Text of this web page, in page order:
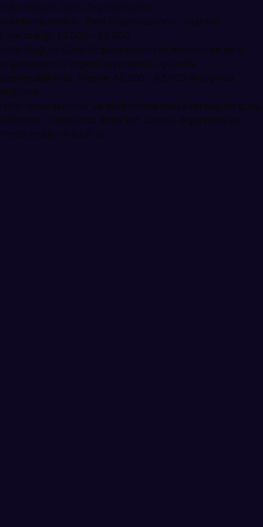
Isıltılı Doğum Günü Organizasyonu
etkinlik-hizmetleri · Parti Organizasyonu · İstanbul
Fiyat aralığı: ₺2.500 – ₺8.000
Isıltılı Doğum Günü Organizasyonu ile İstanbul'da parti
organizasyonu organizasyonunuzu güvenle
planlayabilirsiniz. Fiyatlar ₺2.500 – ₺8.000 aralığında
değişiyor.
Işıltılı dekorasyonlar ve sürprizlerle dolu özel doğum günü
kutlaması. Unutulmaz anlar için komple organizasyon.
Profili incele ve teklif al